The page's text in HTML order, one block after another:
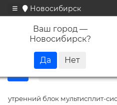
Новосибирск
Ваш город —
Новосибирск?
+7
блок мультисплит-